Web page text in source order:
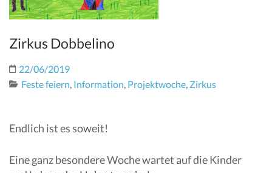
Zirkus Dobbelino
22/06/2019
Feste feiern, Information, Projektwoche, Zirkus
Endlich ist es soweit!
Eine ganz besondere Woche wartet auf die Kinder